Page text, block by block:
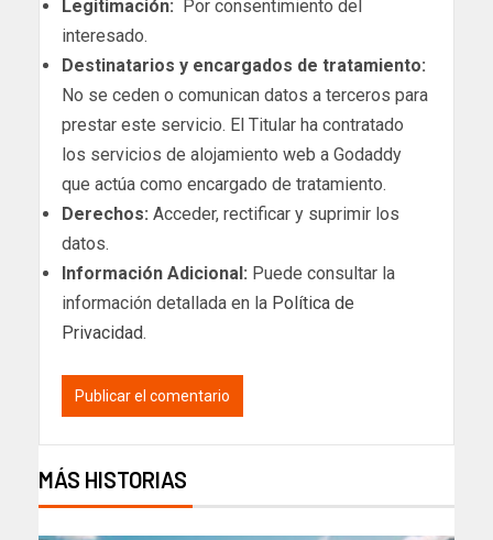
Legitimación: Por consentimiento del
interesado.
Destinatarios y encargados de tratamiento:
No se ceden o comunican datos a terceros para
prestar este servicio. El Titular ha contratado
los servicios de alojamiento web a Godaddy
que actúa como encargado de tratamiento.
Derechos: Acceder, rectificar y suprimir los
datos.
Información Adicional: Puede consultar la
información detallada en la Política de
Privacidad.
MÁS HISTORIAS